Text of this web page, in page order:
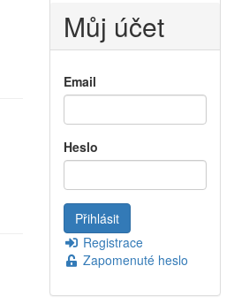
Můj účet
Email
Heslo
Registrace
Zapomenuté heslo